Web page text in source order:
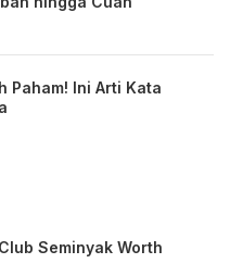
Paham! Ini Arti Kata
Seminyak Worth